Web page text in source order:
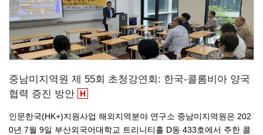
중남미지역원 제 55회 초청강연회: 한국-콜롬비아 양국
협력 증진 방안
인문한국(HK+)지원사업 해외지역분야 연구소 중남미지역원은 202
0년 7월 9일 부산외국어대학교 트리니티홀 D동 433호에서 주한 콜